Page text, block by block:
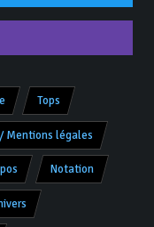
Tops
Mentions légales
Notation